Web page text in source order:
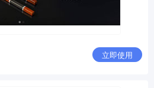
立即使用